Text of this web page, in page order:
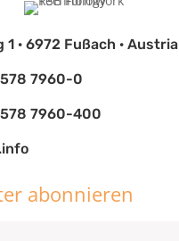
1 · 6972 Fußach · Austria
7960-0
7960-400
abonnieren